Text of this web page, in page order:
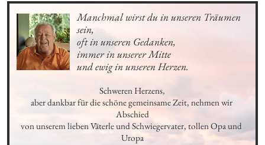
Manchmal wirst du in unseren Träumen
sein,
oft in unseren Gedanken,
immer in unserer Mitte
und ewig in unseren Herzen.
Schweren Herzens,
aber dankbar für die schöne gemeinsame Zeit, nehmen wir
Abschied
von unserem lieben Väterle und Schwiegervater, tollen Opa und
Uropa